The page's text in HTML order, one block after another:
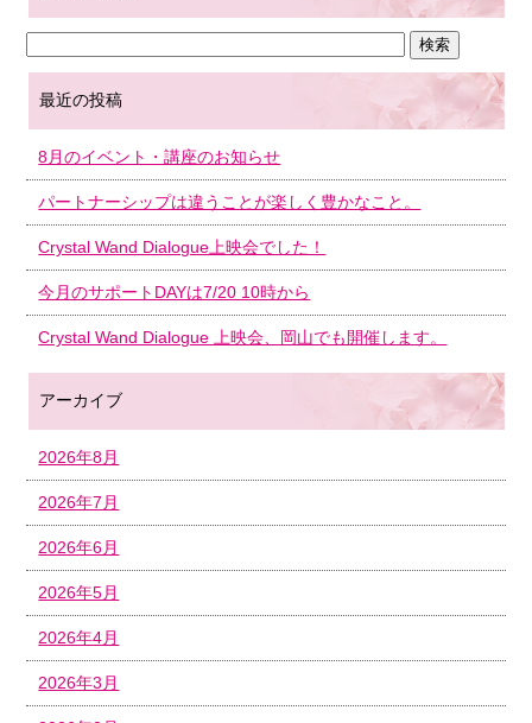
最近の投稿
8月のイベント・講座のお知らせ
パートナーシップは違うことが楽しく豊かなこと。
Crystal Wand Dialogue上映会でした！
今月のサポートDAYは7/20 10時から
Crystal Wand Dialogue 上映会、岡山でも開催します。
アーカイブ
2026年8月
2026年7月
2026年6月
2026年5月
2026年4月
2026年3月